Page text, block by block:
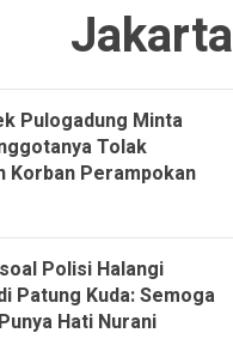
Jakarta
Pulogadung Minta
Tolak
Korban Perampokan
Polisi Halangi
Patung Kuda: Semoga
Hati Nurani